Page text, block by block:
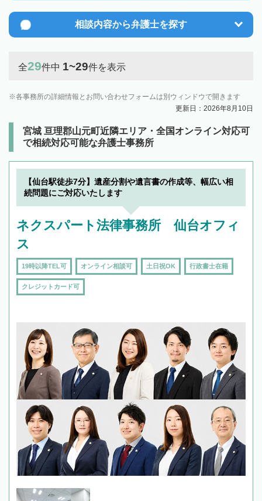
相談内容から弁護士を探す
全29件中 1~29件を表示
各事務所の詳細情報とお問い合わせフォームは別ウィンドウで開きます
更新日：2026年8月10日
宮城 亘理郡山元町近隣エリア・全国オンライン対応可
で相続対応可能な弁護士事務所
【仙台駅徒歩7分】遺産分割や遺言書の作成等、幅広い相
続問題にご対応いたします
ネクスパート法律事務所 仙台オフィ
ス
19時以降TEL可 オンライン相談可 土日祝OK 行政書士在籍
クレジットカード可